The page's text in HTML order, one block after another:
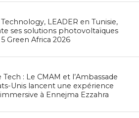
LEADER en Tunisie,
ses solutions photovoltaïques
Green Africa 2026
Tech : Le CMAM et l’Ambassade
Unis lancent une expérience
à Ennejma Ezzahra